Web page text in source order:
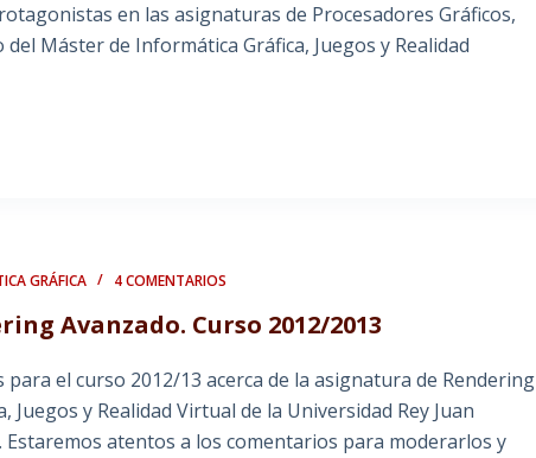
en las asignaturas de Procesadores Gráficos,
Máster de Informática Gráfica, Juegos y Realidad
GRÁFICA 4 COMENTARIOS
Avanzado. Curso 2012/2013
el curso 2012/13 acerca de la asignatura de Rendering
y Realidad Virtual de la Universidad Rey Juan
atentos a los comentarios para moderarlos y